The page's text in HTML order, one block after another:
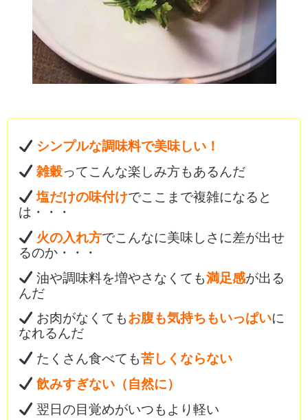
シンプルな調味料で美味しい！
雑穀ってこんな楽しみ方もあるんだ
塩だけの味付けでここまで複雑になると
は・・・
火の入れ方でこんなに美味しさに差が出せ
るのか・・・
油や調味料を増やさなくても満足感が出る
んだ
お肉がなくてもお腹も気持ちもいっぱいに
なれるんだ
たくさん食べても苦しくならない
飲みすぎない（自然に）
翌日の目覚めがいつもより軽い